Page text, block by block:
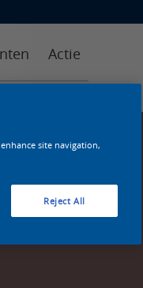
Actie
site navigation,
Reject All